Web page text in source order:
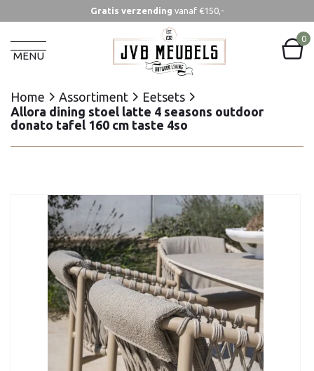
Gratis verzending vanaf €150,-
MENU
0
Home Assortiment
Eetsets
Allora dining stoel latte 4 seasons outdoor
donato tafel 160 cm taste 4so
Home Assortiment
Eetsets
Allora dining stoel latte 4 seasons outdoor
donato tafel 160 cm taste 4so